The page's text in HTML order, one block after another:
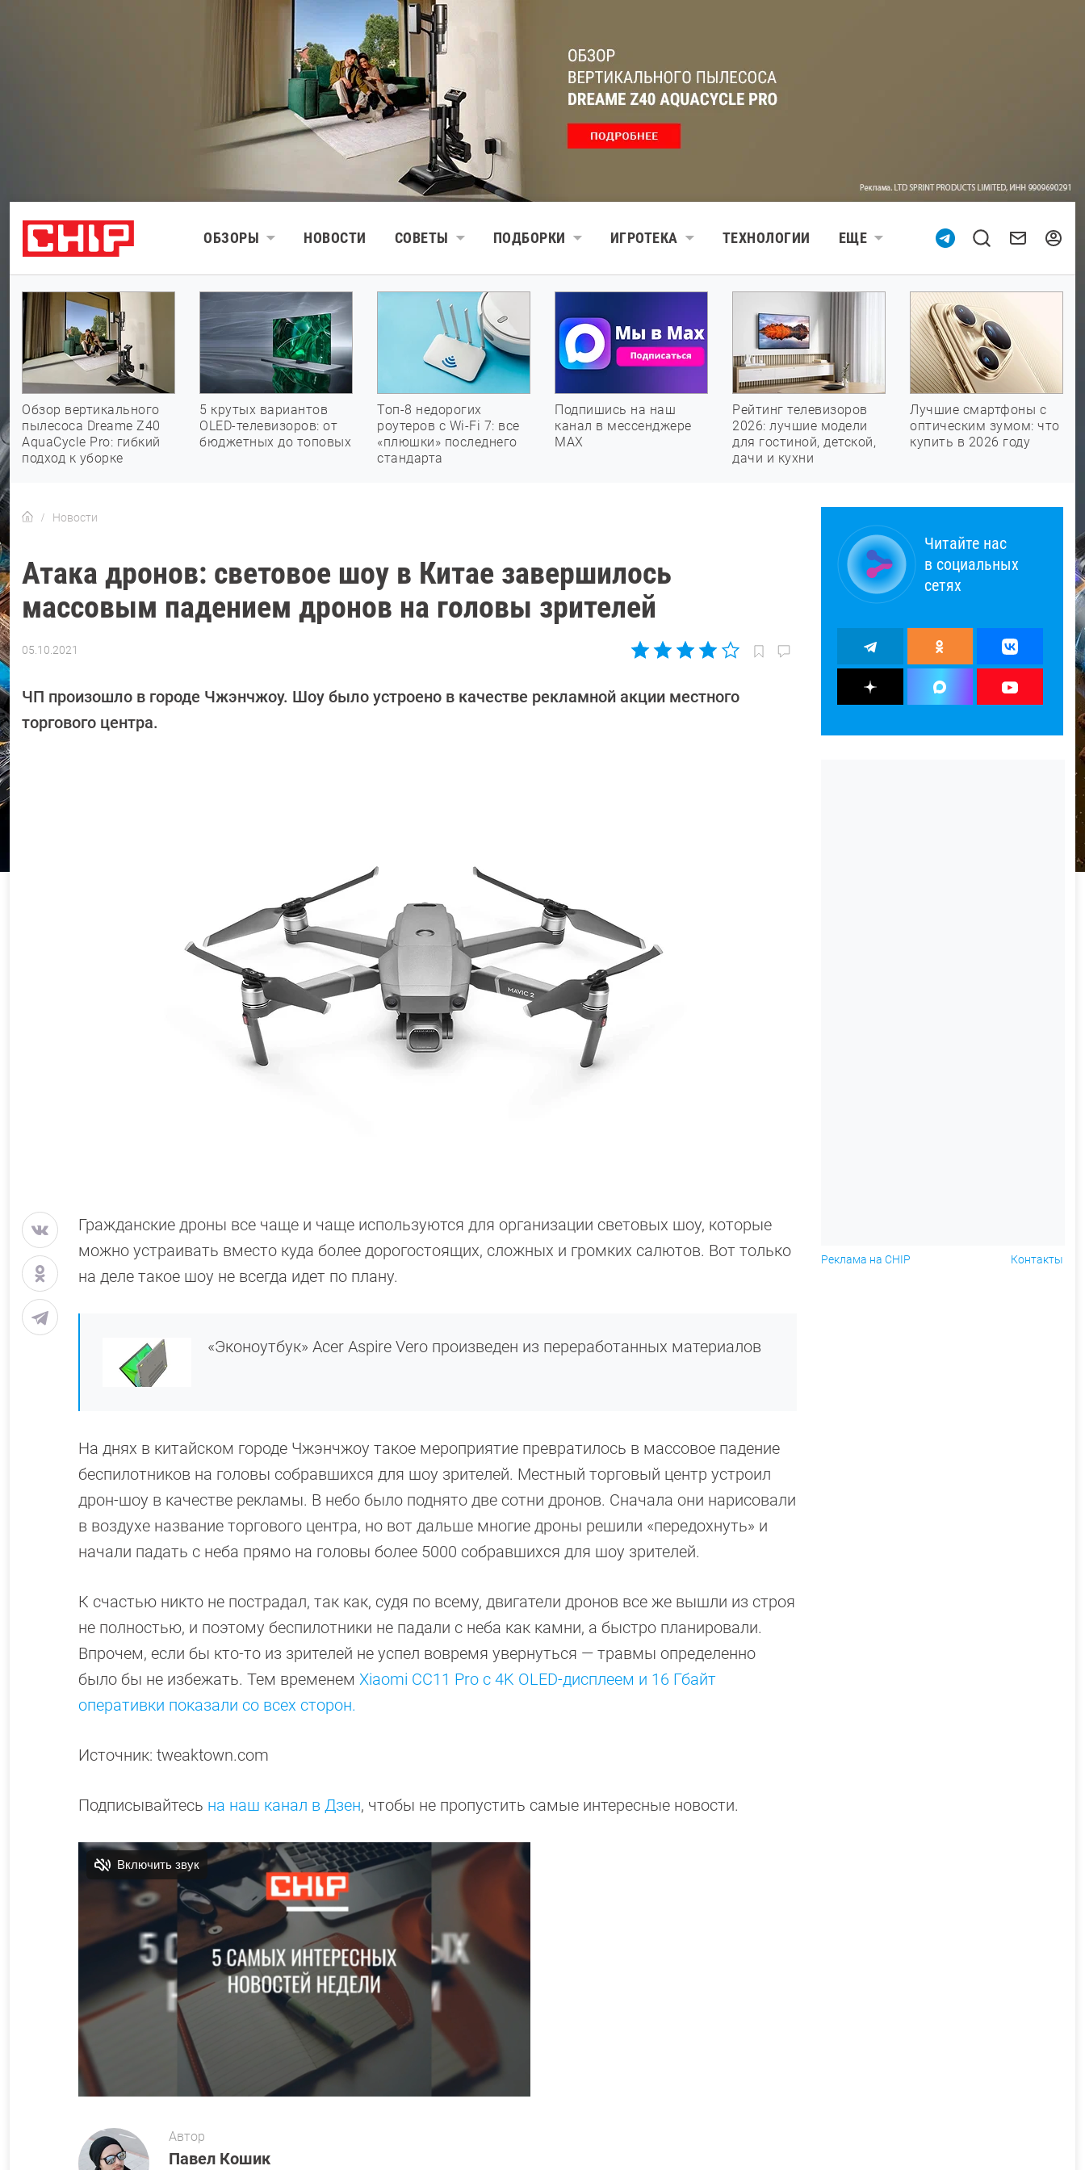
ОБЗОРЫ НОВОСТИ СОВЕТЫ ПОДБОРКИ ИГРОТЕКА ТЕХНОЛОГИИ ЕЩЕ
Обзор вертикального
пылесоса Dreame Z40
AquaCycle Pro: гибкий
подход к уборке
5 крутых вариантов
OLED-телевизоров: от
бюджетных до топовых
Топ-8 недорогих
роутеров с Wi-Fi 7: все
«плюшки» последнего
стандарта
Подпишись на наш
канал в мессенджере
МАХ
Рейтинг телевизоров
2026: лучшие модели
для гостиной, детской,
дачи и кухни
Лучшие смартфоны с
оптическим зумом: что
купить в 2026 году
Новости
Атака дронов: световое шоу в Китае завершилось
массовым падением дронов на головы зрителей
05.10.2021
Кошик
ЧП произошло в городе Чжэнчжоу. Шоу было устроено в качестве рекламной акции местного
торгового центра.
Гражданские дроны все чаще и чаще используются для организации световых шоу, которые
можно устраивать вместо куда более дорогостоящих, сложных и громких салютов. Вот только
на деле такое шоу не всегда идет по плану.
«Эконоутбук» Acer Aspire Vero произведен из переработанных материалов
На днях в китайском городе Чжэнчжоу такое мероприятие превратилось в массовое падение
беспилотников на головы собравшихся для шоу зрителей. Местный торговый центр устроил
дрон-шоу в качестве рекламы. В небо было поднято две сотни дронов. Сначала они нарисовали
в воздухе название торгового центра, но вот дальше многие дроны решили «передохнуть» и
начали падать с неба прямо на головы более 5000 собравшихся для шоу зрителей.
К счастью никто не пострадал, так как, судя по всему, двигатели дронов все же вышли из строя
не полностью, и поэтому беспилотники не падали с неба как камни, а быстро планировали.
Впрочем, если бы кто-то из зрителей не успел вовремя увернуться — травмы определенно
было бы не избежать. Тем временем Xiaomi CC11 Pro с 4K OLED-дисплеем и 16 Гбайт
оперативки показали со всех сторон.
Источник: tweaktown.com
Подписывайтесь на наш канал в Дзен, чтобы не пропустить самые интересные новости.
Автор
Павел Кошик
Читайте нас
в социальных
сетях
Реклама на CHIP Контакты